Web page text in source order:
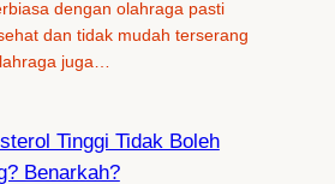
dengan olahraga pasti
dan tidak mudah terserang
juga…